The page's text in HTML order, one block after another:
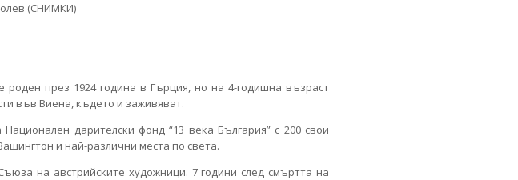
през 1924 година в Гърция, но на 4-годишна възраст
във Виена, където и заживяват.
дарителски фонд “13 века България” с 200 свои
и най-различни места по света.
на австрийските художници. 7 години след смъртта на